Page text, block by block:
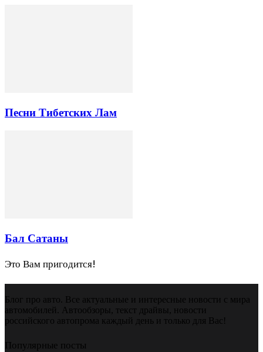
Песни Тибетских Лам
Бал Сатаны
Это Вам пригодится!
Блог про авто. Все актуальные и интересные новости с мира
автомобилей. Автообзоры, текст драйвы, новости
российского автопрома каждый день и только для Вас!
Популярные посты